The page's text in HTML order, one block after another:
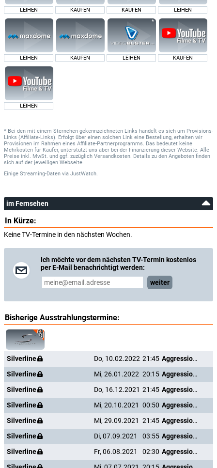
LEIHEN KAUFEN KAUFEN LEIHEN
LEIHEN KAUFEN LEIHEN KAUFEN
LEIHEN
* Bei den mit einem Sternchen gekennzeichneten Links handelt es sich um Provisions-
Links (Affiliate-Links). Erfolgt über einen solchen Link eine Bestellung, erhalten wir
Provisionen im Rahmen eines Affiliate-Partnerprogramms. Das bedeutet keine
Mehrkosten für Käufer, unterstützt uns aber bei der Finanzierung dieser Website. Alle
Preise inkl. MwSt. und ggf. zuzüglich Versandkosten. Details zu den Angeboten finden
sich auf der jeweiligen Webseite.
Einige Streaming-Daten via JustWatch.
im Fernsehen
In Kürze:
Keine TV-Termine in den nächsten Wochen.
Ich möchte vor dem nächsten TV-Termin kostenlos
per E-Mail benachrichtigt werden:
weiter
Bisherige Ausstrahlungstermine:
Silverline Do, 10.02.2022 21:45
Aggression Scale
Silverline
Mi, 26.01.2022 20:15
Aggression Scale
Silverline
Do, 16.12.2021 21:45
Aggression Scale
Silverline
Mi, 20.10.2021 00:50
Aggression Scale
Silverline
Mi, 29.09.2021 21:45
Aggression Scale
Silverline
Di, 07.09.2021 03:55
Aggression Scale
Silverline
Fr, 06.08.2021 02:30
Aggression Scale